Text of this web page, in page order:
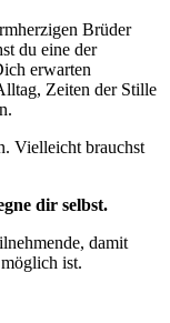
Brüder
du eine der
erwarten
Zeiten der Stille
Vielleicht brauchst
dir selbst.
damit
ist.